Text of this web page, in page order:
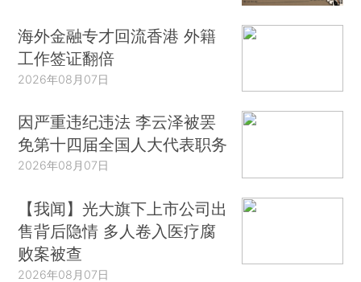
海外金融专才回流香港 外籍
工作签证翻倍
2026年08月07日
因严重违纪违法 李云泽被罢
免第十四届全国人大代表职务
2026年08月07日
【我闻】光大旗下上市公司出
售背后隐情 多人卷入医疗腐
败案被查
2026年08月07日